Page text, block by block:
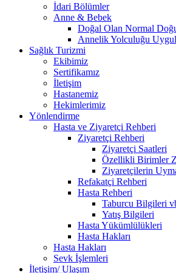
İdari Bölümler
Anne & Bebek
Doğal Olan Normal
Annelik Yolculuğu
Sağlık Turizmi
Ekibimiz
Sertifikamız
İletişim
Hastanemiz
Hekimlerimiz
Yönlendirme
Hasta ve Ziyaretçi Rehberi
Ziyaretçi Rehberi
Ziyaretçi Saatleri
Özellikli Birimler
Ziyaretçilerin
Refakatçi Rehberi
Hasta Rehberi
Taburcu Bilgileri
Yatış Bilgileri
Hasta Yükümlülükleri
Hasta Hakları
Hasta Hakları
Sevk İşlemleri
İletişim/ Ulaşım